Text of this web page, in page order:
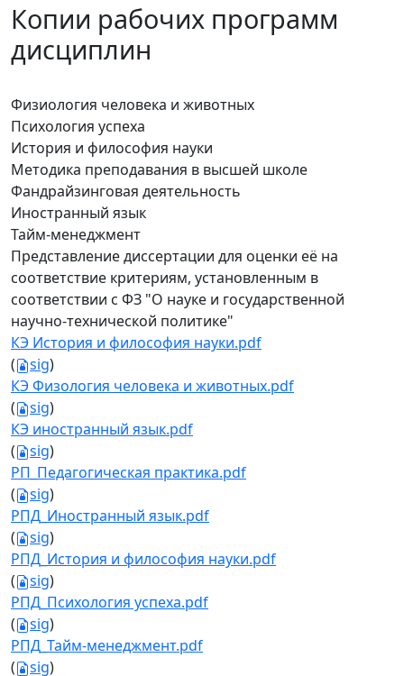
Копии рабочих программ
дисциплин
Физиология человека и животных
Психология успеха
История и философия науки
Методика преподавания в высшей школе
Фандрайзинговая деятельность
Иностранный язык
Тайм-менеджмент
Представление диссертации для оценки её на
соответствие критериям, установленным в
соответствии с ФЗ "О науке и государственной
научно-технической политике"
КЭ История и философия науки.pdf
(
sig)
КЭ Физология человека и животных.pdf
(
sig)
КЭ иностранный язык.pdf
(
sig)
РП_Педагогическая практика.pdf
(
sig)
РПД_Иностранный язык.pdf
(
sig)
РПД_История и философия науки.pdf
(
sig)
РПД_Психология успеха.pdf
(
sig)
РПД_Тайм-менеджмент.pdf
(
sig)